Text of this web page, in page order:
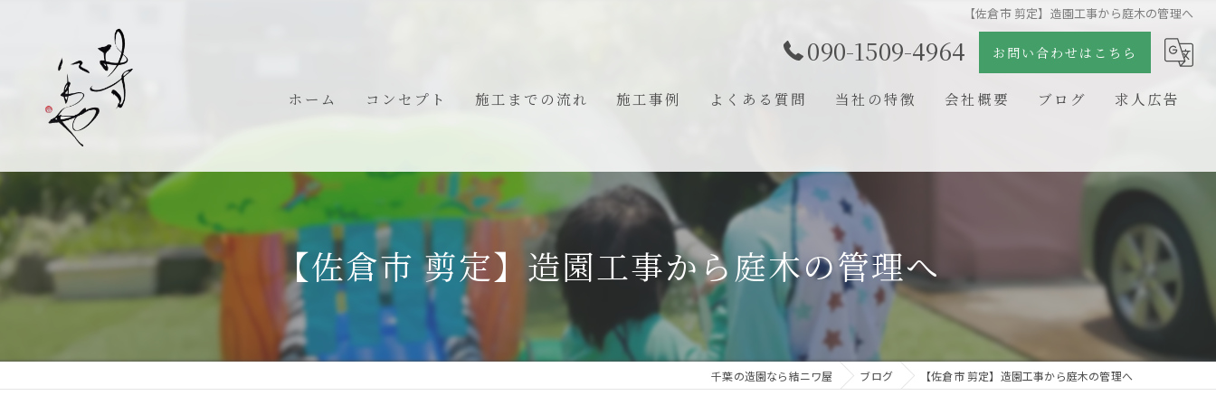
【佐倉市 剪定】造園工事から庭木の管理へ
090-1509-4964 お問い合わせはこちら
ホーム コンセプト 施工までの流れ 施工事例 よくある質問 当社の特徴
石組
剪定
新築
リフォーム
会社概要 ブログ 求人広告
【佐倉市 剪定】造園工事から庭木の管理へ
千葉の造園なら結ニワ屋 ブログ 【佐倉市 剪定】造園工事から庭木の管理へ